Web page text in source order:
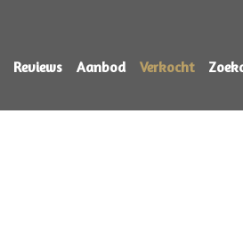
Reviews Aanbod Verkocht